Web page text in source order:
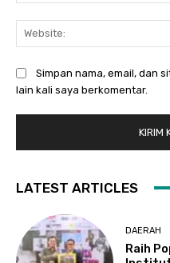
Simpan nama, email, dan
lain kali saya berkomentar.
LATEST ARTICLES
DAERAH
Raih